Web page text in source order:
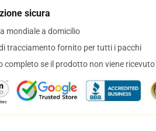
sicura
mondiale a domicilio
tracciamento fornito per tutti i pacchi
completo se il prodotto non viene ricevuto